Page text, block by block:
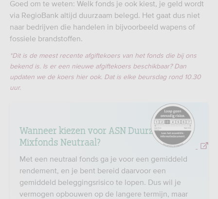
Goed om te weten: Welk fonds je ook kiest, je geld wordt
via RegioBank altijd duurzaam belegd. Het gaat dus niet
naar bedrijven die handelen in bijvoorbeeld wapens of
fossiele brandstoffen.
*Dit is de meest recente afgiftekoers van het fonds die bij ons
bekend is. Is er een nieuwe afgiftekoers beschikbaar? Dan
updaten we de koers hier ook. Dat is elke beursdag rond 10.30
uur.
Wanneer kiezen voor ASN Duurzaam
Mixfonds Neutraal?
Met een neutraal fonds ga je voor een gemiddeld
rendement, en je bent bereid daarvoor een
gemiddeld beleggingsrisico te lopen. Dus wil je
vermogen opbouwen op de langere termijn, maar
https://